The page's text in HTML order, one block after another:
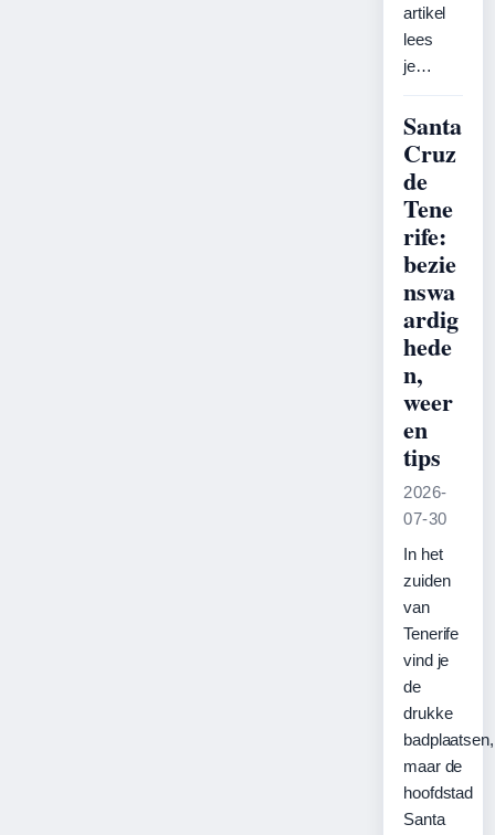
artikel
lees
je…
Santa
Cruz
de
Tene
rife:
bezie
nswa
ardig
hede
n,
weer
en
tips
2026-
07-30
In het
zuiden
van
Tenerife
vind je
de
drukke
badplaatsen,
maar de
hoofdstad
Santa